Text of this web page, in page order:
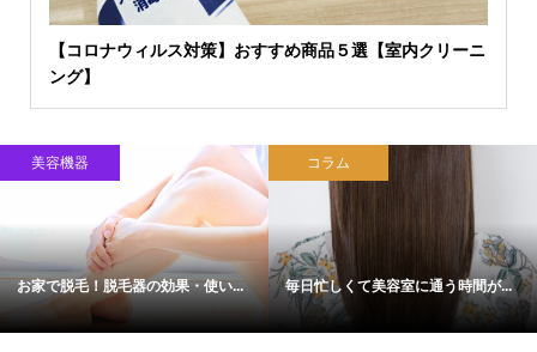
【コロナウィルス対策】おすすめ商品５選【室内クリーニ
ング】
美容機器
お家で脱毛！脱毛器の効果・使い...
コラム
毎日忙しくて美容室に通う時間が...